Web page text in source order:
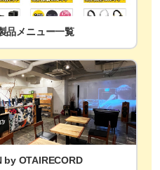
品メニュー一覧
by OTAIRECORD